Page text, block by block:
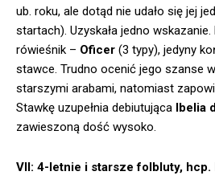
ub. roku, ale dotąd nie udało się jej
startach). Uzyskała jedno
rówieśnik – Oficer (3 typy), jedyny
stawce. Trudno ocenić jego szanse
starszymi arabami, natomiast
Stawkę uzupełnia debiutująca Ibelia
zawieszoną dość wysoko.
VII: 4-letnie i starsze folbluty, hcp.